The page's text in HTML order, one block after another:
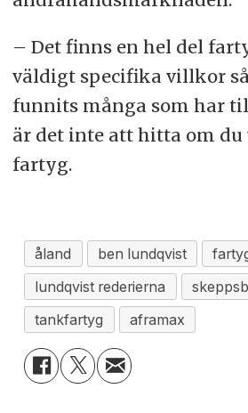
– Det finns en hel del
väldigt specifika villkor
funnits många som har
är det inte att hitta om
fartyg.
åland ben lundqvist
lundqvist rederierna
tankfartyg
aframax